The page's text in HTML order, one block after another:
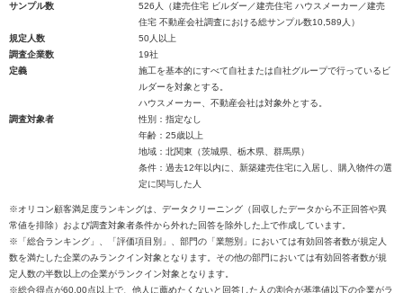
サンプル数
526人（建売住宅 ビルダー／建売住宅 ハウスメーカー／建売
住宅 不動産会社調査における総サンプル数10,589人）
規定人数
50人以上
調査企業数
19社
定義
施工を基本的にすべて自社または自社グループで行っているビ
ルダーを対象とする。
ハウスメーカー、不動産会社は対象外とする。
調査対象者
性別：指定なし
年齢：25歳以上
地域：北関東（茨城県、栃木県、群馬県）
条件：過去12年以内に、新築建売住宅に入居し、購入物件の選
定に関与した人
※オリコン顧客満足度ランキングは、データクリーニング（回収したデータから不正回答や異
常値を排除）および調査対象者条件から外れた回答を除外した上で作成しています。
※「総合ランキング」、「評価項目別」、部門の「業態別」においては有効回答者数が規定人
数を満たした企業のみランクイン対象となります。その他の部門においては有効回答者数が規
定人数の半数以上の企業がランクイン対象となります。
※総合得点が60.00点以上で、他人に薦めたくないと回答した人の割合が基準値以下の企業がラ